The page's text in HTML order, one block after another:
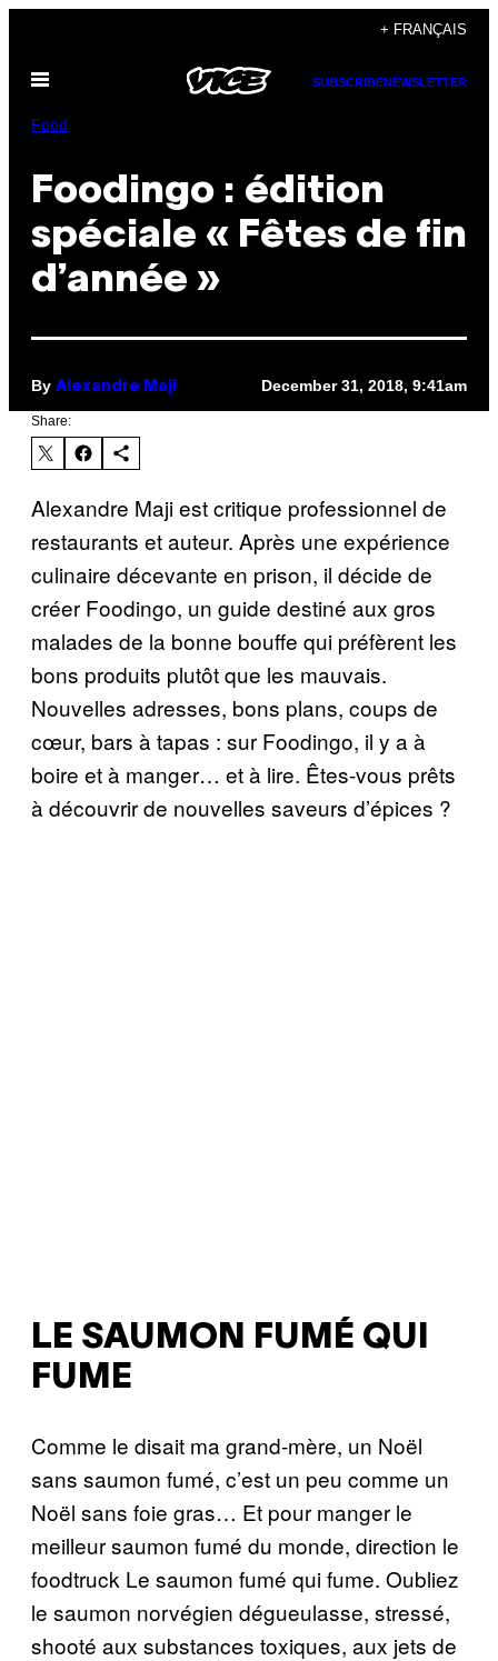
content
+ FRANÇAIS
Open
SUBSCRIBENEWSLETTER
Food
Foodingo : édition
spéciale « Fêtes de fin
d’année »
By Alexandre Maji December 31, 2018, 9:41am
Share:
Alexandre Maji est critique professionnel de
restaurants et auteur. Après une expérience
culinaire décevante en prison, il décide de
créer Foodingo, un guide destiné aux gros
malades de la bonne bouffe qui préfèrent les
bons produits plutôt que les mauvais.
Nouvelles adresses, bons plans, coups de
cœur, bars à tapas : sur Foodingo, il y a à
boire et à manger… et à lire. Êtes-vous prêts
à découvrir de nouvelles saveurs d’épices ?
LE SAUMON FUMÉ QUI
FUME
Comme le disait ma grand-mère, un Noël
sans saumon fumé, c’est un peu comme un
Noël sans foie gras… Et pour manger le
meilleur saumon fumé du monde, direction le
foodtruck Le saumon fumé qui fume. Oubliez
le saumon norvégien dégueulasse, stressé,
shooté aux substances toxiques, aux jets de